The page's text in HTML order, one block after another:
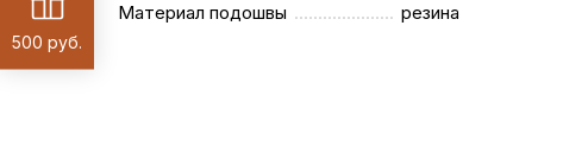
Материал подошвы
резина
500 руб.